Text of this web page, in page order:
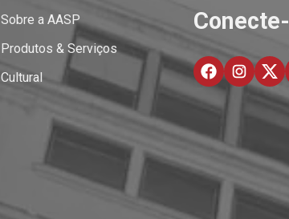
Sobre a AASP
Produtos & Serviços
Cultural